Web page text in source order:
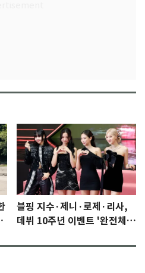
블핑 지수·제니·로제·리사,
데뷔 10주년 이벤트 '완전체'